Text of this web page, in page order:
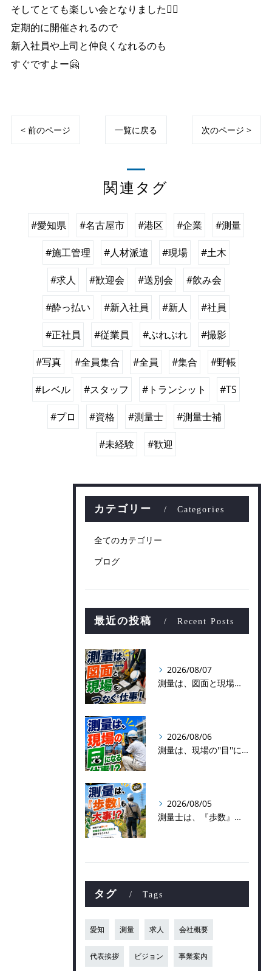
そしてとても楽しい会となりました👍🏻
定期的に開催されるので
新入社員や上司と仲良くなれるのも
すぐですよー🤗
< 前のページ 一覧に戻る 次のページ >
関連タグ
#愛知県 #名古屋市 #港区 #企業 #測量
#施工管理 #人材派遣 #現場 #土木
#求人 #歓迎会 #送別会 #飲み会
#酔っ払い #新入社員 #新人 #社員
#正社員 #従業員 #ぶれぶれ #撮影
#写真 #全員集合 #全員 #集合 #野帳
#レベル #スタッフ #トランシット #TS
#プロ #資格 #測量士 #測量士補
#未経験 #歓迎
カテゴリー Categories
全てのカテゴリー
ブログ
最近の投稿 Recent Posts
2026/08/07
測量は、図面と現場をつなぐ仕事！
2026/08/06
測量は、現場の''目''になる仕事！？
2026/08/05
測量士は、『歩数』も大事！？
タグ Tags
愛知 測量 求人 会社概要
代表挨拶 ビジョン 事業案内